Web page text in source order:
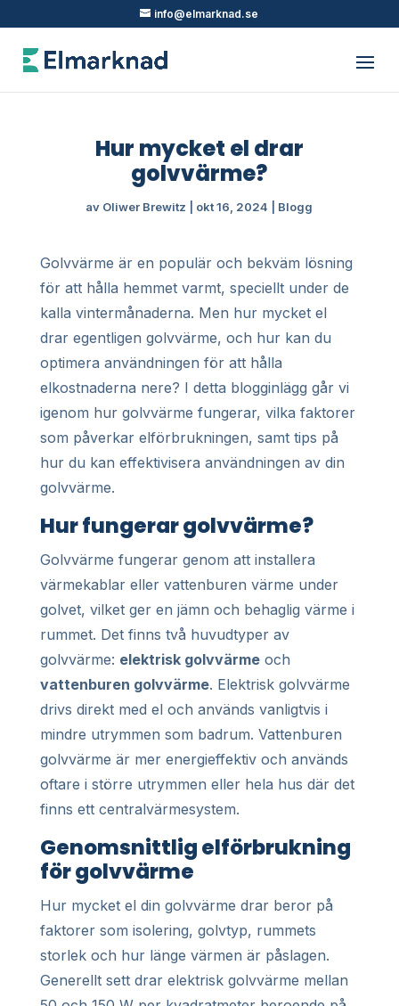
info@elmarknad.se
Hur mycket el drar
golvvärme?
av Oliwer Brewitz okt 16, 2024 Blogg
Golvvärme är en populär och bekväm lösning
för att hålla hemmet varmt, speciellt under de
kalla vintermånaderna. Men hur mycket el
drar egentligen golvvärme, och hur kan du
optimera användningen för att hålla
elkostnaderna nere? I detta blogginlägg går vi
igenom hur golvvärme fungerar, vilka faktorer
som påverkar elförbrukningen, samt tips på
hur du kan effektivisera användningen av din
golvvärme.
Hur fungerar golvvärme?
Golvvärme fungerar genom att installera
värmekablar eller vattenburen värme under
golvet, vilket ger en jämn och behaglig värme i
rummet. Det finns två huvudtyper av
golvvärme: elektrisk golvvärmeoch
vattenburen golvvärme. Elektrisk golvvärme
drivs direkt med el och används vanligtvis i
mindre utrymmen som badrum. Vattenburen
golvvärme är mer energieffektiv och används
oftare i större utrymmen eller hela hus där det
finns ett centralvärmesystem.
Genomsnittlig elförbrukning
för golvvärme
Hur mycket el din golvvärme drar beror på
faktorer som isolering, golvtyp, rummets
storlek och hur länge värmen är påslagen.
Generellt sett drar elektrisk golvvärme mellan